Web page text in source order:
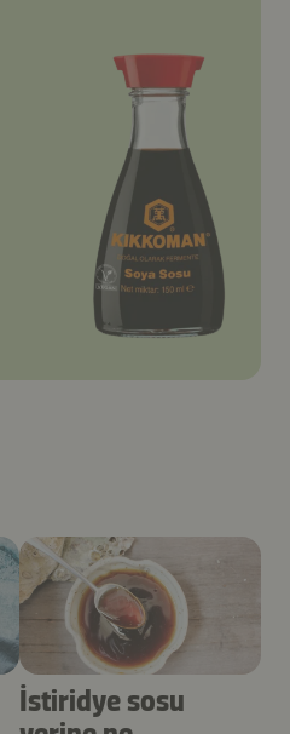
İstiridye sosu